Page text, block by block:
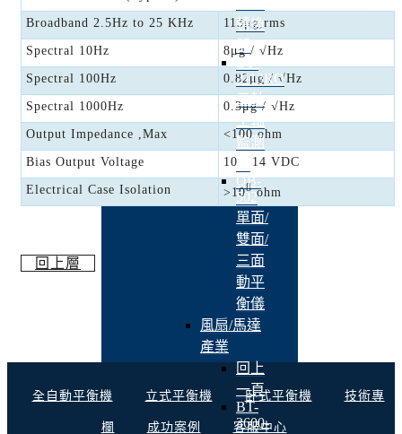
轉換
器
BT-
2113RO
三軸
主軸
監測
器
QB-
502
單面/
雙面/
三面
動平
衡儀
風扇/馬達
產業
回上
一頁
BT-
3600-
Broadband 2.5Hz to 25 KHz 113μg,rms
Spectral 10Hz 8μg / √Hz
Spectral 100Hz 0.82μg / √Hz
Spectral 1000Hz 0.3μg / √Hz
Output Impedance ,Max <100 ohm
Bias Output Voltage 10 - 14 VDC
Electrical Case Isolation >108ohm
回上層
全自動平衡機 立式平衡機 卧式平衡機 技術專
欄 成功案例 客服中心